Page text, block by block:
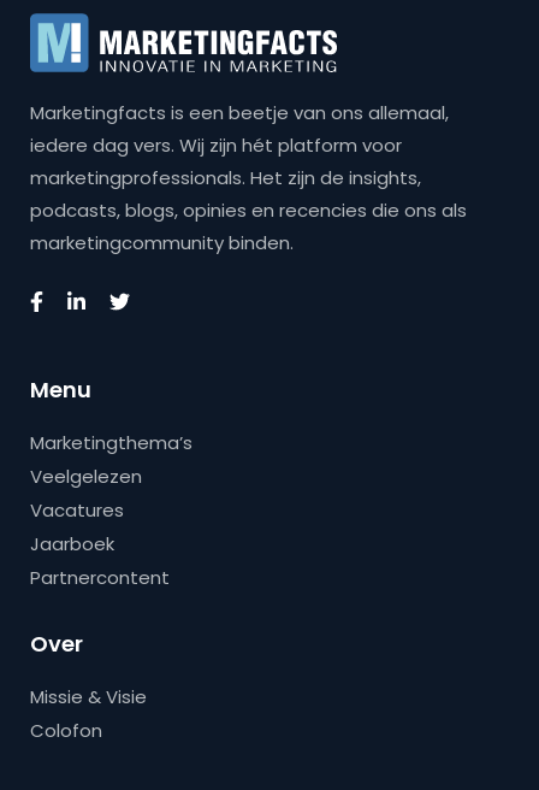
Marketingfacts is een beetje van ons allemaal,
iedere dag vers. Wij zijn hét platform voor
marketingprofessionals. Het zijn de insights,
podcasts, blogs, opinies en recencies die ons als
marketingcommunity binden.
Menu
Marketingthema’s
Veelgelezen
Vacatures
Jaarboek
Partnercontent
Over
Missie & Visie
Colofon